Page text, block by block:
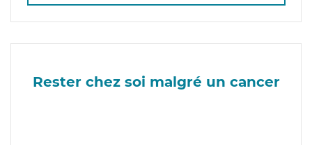
Rester chez soi malgré un cancer